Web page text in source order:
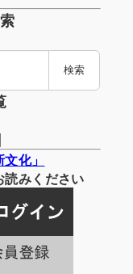
検索
化」
読みください